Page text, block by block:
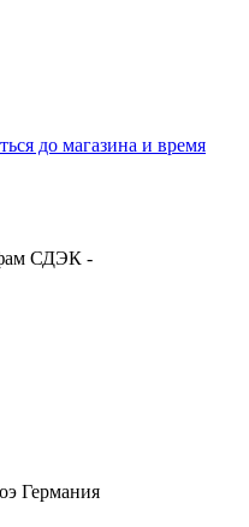
до магазина и время
СДЭК -
Германия